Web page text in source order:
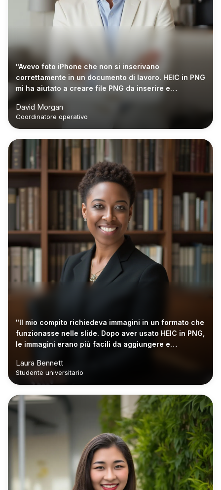
"Avevo foto iPhone che non si inserivano
correttamente in un documento di lavoro. HEIC in PNG
mi ha aiutato a creare file PNG da inserire e
David Morgan
Coordinatore operativo
"Il mio compito richiedeva immagini in un formato che
funzionasse nelle slide. Dopo aver usato HEIC in PNG,
le immagini erano più facili da aggiungere e
Laura Bennett
Studente universitario